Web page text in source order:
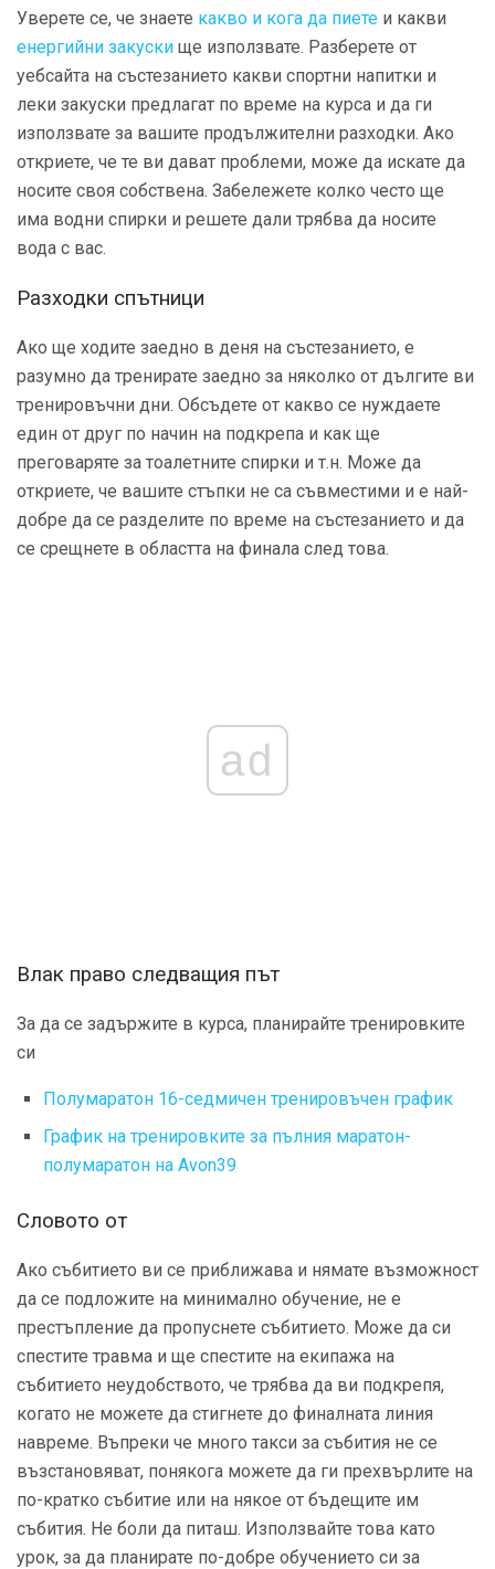
Уверете се, че знаете какво и кога да пиете и какви
енергийни закуски ще използвате. Разберете от
уебсайта на състезанието какви спортни напитки и
леки закуски предлагат по време на курса и да ги
използвате за вашите продължителни разходки. Ако
откриете, че те ви дават проблеми, може да искате да
носите своя собствена. Забележете колко често ще
има водни спирки и решете дали трябва да носите
вода с вас.
Разходки спътници
Ако ще ходите заедно в деня на състезанието, е
разумно да тренирате заедно за няколко от дългите ви
тренировъчни дни. Обсъдете от какво се нуждаете
един от друг по начин на подкрепа и как ще
преговаряте за тоалетните спирки и т.н. Може да
откриете, че вашите стъпки не са съвместими и е най-
добре да се разделите по време на състезанието и да
се срещнете в областта на финала след това.
ad
Влак право следващия път
За да се задържите в курса, планирайте тренировките
си
Полумаратон 16-седмичен тренировъчен график
График на тренировките за пълния маратон-
полумаратон на Avon39
Словото от
Ако събитието ви се приближава и нямате възможност
да се подложите на минимално обучение, не е
престъпление да пропуснете събитието. Може да си
спестите травма и ще спестите на екипажа на
събитието неудобството, че трябва да ви подкрепя,
когато не можете да стигнете до финалната линия
навреме. Въпреки че много такси за събития не се
възстановяват, понякога можете да ги прехвърлите на
по-кратко събитие или на някое от бъдещите им
събития. Не боли да питаш. Използвайте това като
урок, за да планирате по-добре обучението си за